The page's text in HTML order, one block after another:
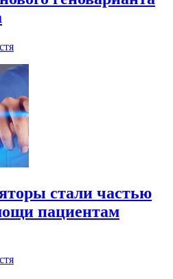
стали частью
пациентам